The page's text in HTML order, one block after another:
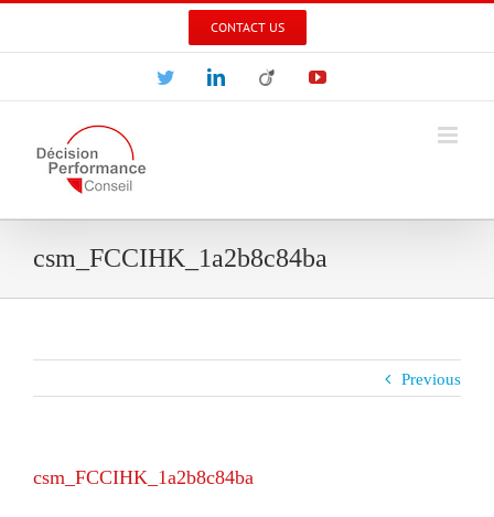
CONTACT US
TwitterLinkedInViadeo YouTube
csm_FCCIHK_1a2b8c84ba
Previous
csm_FCCIHK_1a2b8c84ba